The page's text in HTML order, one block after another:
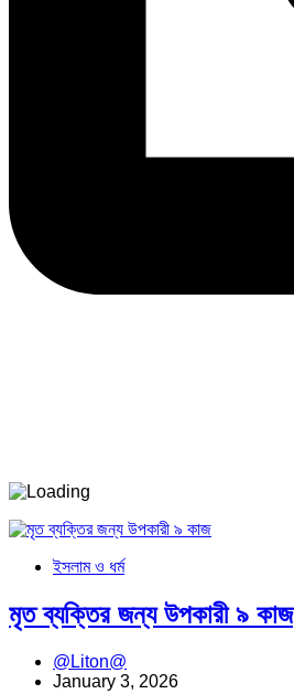
ইসলাম ও ধর্ম
মৃত ব্যক্তির জন্য উপকারী ৯ কাজ
@Liton@
January 3, 2026